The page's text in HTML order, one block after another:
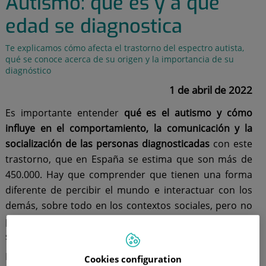
edad se diagnostica
Te explicamos cómo afecta el trastorno del espectro autista,
qué se conoce acerca de su origen y la importancia de su
diagnóstico
1 de abril de 2022
Es importante entender qué es el autismo y cómo
influye en el comportamiento, la comunicación y la
socialización de las personas diagnosticadas con este
trastorno, que en España se estima que son más de
450.000. Hay que comprender que tienen una forma
diferente de percibir el mundo e interactuar con los
demás, sobre todo en los contextos sociales, pero no
por ello están limitados para trabajar y desarrollarse
socialmente.
La asistencia sanitaria es cada vez más consciente de
Cookies configuration